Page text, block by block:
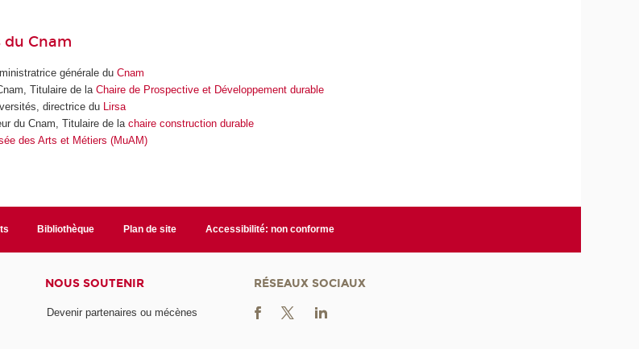
du Cnam
générale du Cnam
Titulaire de la Chaire de Prospective et Développement durable
directrice du Lirsa
du Cnam, Titulaire de lachaire construction durable
des Arts et Métiers (MuAM)
Bibliothèque Plan de site Accessibilité: non conforme
NOUS SOUTENIR
Devenir partenaires ou mécènes
RÉSEAUX SOCIAUX